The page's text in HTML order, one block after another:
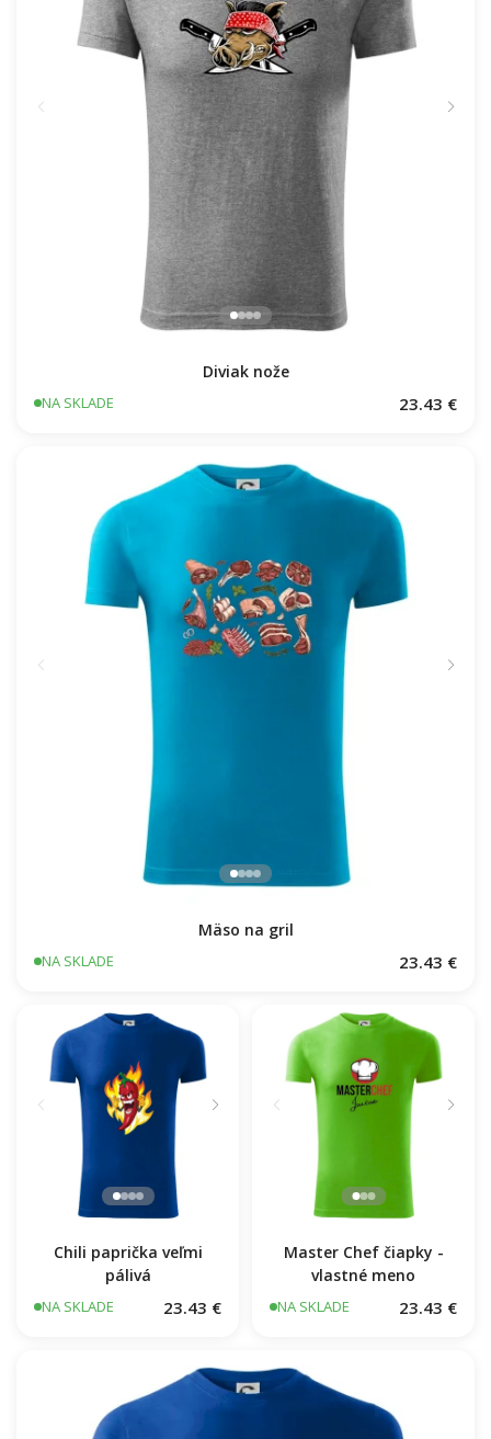
Diviak nože
NA SKLADE 23.43 €
Mäso na gril
NA SKLADE 23.43 €
Chili paprička veľmi
NA SKLADE
Master Chef čiapky -
vlastné meno
23.43 €